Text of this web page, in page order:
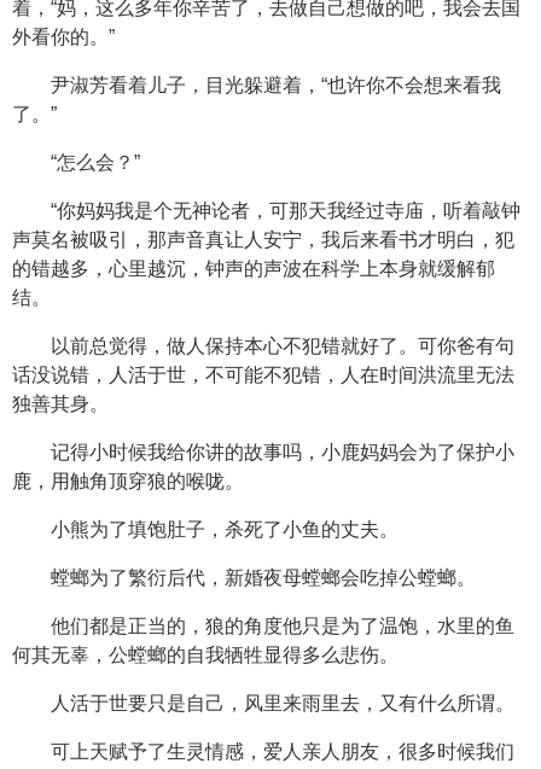
着，“妈，这么多年你辛苦了，去做自己想做的吧，我会去国
外看你的。”
尹淑芳看着儿子，目光躲避着，“也许你不会想来看我
了。”
“怎么会？”
“你妈妈我是个无神论者，可那天我经过寺庙，听着敲钟
声莫名被吸引，那声音真让人安宁，我后来看书才明白，犯
的错越多，心里越沉，钟声的声波在科学上本身就缓解郁
结。
以前总觉得，做人保持本心不犯错就好了。可你爸有句
话没说错，人活于世，不可能不犯错，人在时间洪流里无法
独善其身。
记得小时候我给你讲的故事吗，小鹿妈妈会为了保护小
鹿，用触角顶穿狼的喉咙。
小熊为了填饱肚子，杀死了小鱼的丈夫。
螳螂为了繁衍后代，新婚夜母螳螂会吃掉公螳螂。
他们都是正当的，狼的角度他只是为了温饱，水里的鱼
何其无辜，公螳螂的自我牺牲显得多么悲伤。
人活于世要只是自己，风里来雨里去，又有什么所谓。
可上天赋予了生灵情感，爱人亲人朋友，很多时候我们